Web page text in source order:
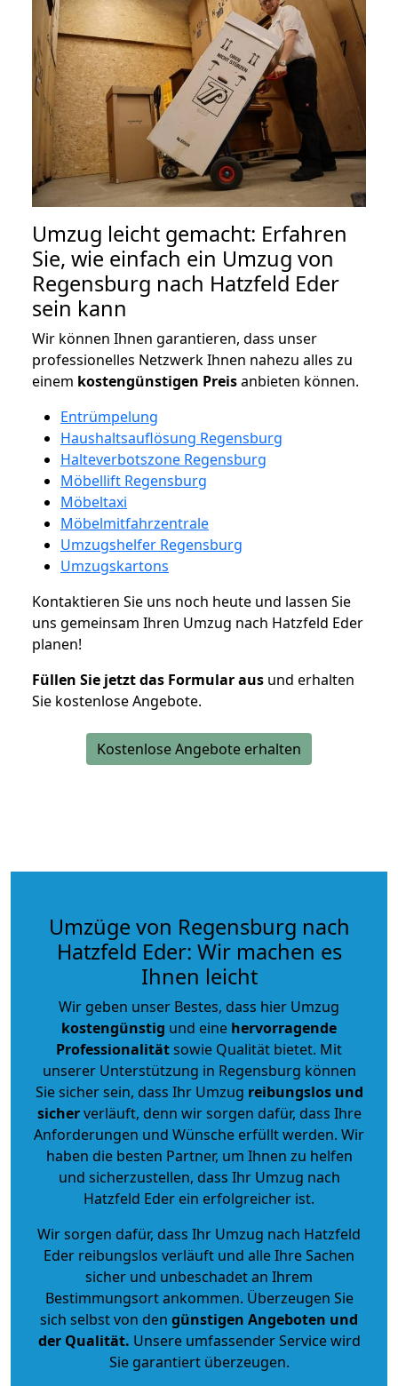
Umzug leicht gemacht: Erfahren
Sie, wie einfach ein Umzug von
Regensburg nach Hatzfeld Eder
sein kann
Wir können Ihnen garantieren, dass unser
professionelles Netzwerk Ihnen nahezu alles zu
einem kostengünstigen Preisanbieten können.
Entrümpelung
Haushaltsauflösung Regensburg
Halteverbotszone Regensburg
Möbellift Regensburg
Möbeltaxi
Möbelmitfahrzentrale
Umzugshelfer Regensburg
Umzugskartons
Kontaktieren Sie uns noch heute und lassen Sie
uns gemeinsam Ihren Umzug nach Hatzfeld Eder
planen!
Füllen Sie jetzt das Formular aus und erhalten
Sie kostenlose Angebote.
Kostenlose Angebote erhalten
Umzüge von Regensburg nach
Hatzfeld Eder: Wir machen es
Ihnen leicht
Wir geben unser Bestes, dass hier Umzug
kostengünstig und eine hervorragende
Professionalitätsowie Qualität bietet. Mit
unserer Unterstützung in Regensburg können
Sie sicher sein, dass Ihr Umzug reibungslos und
sicherverläuft, denn wir sorgen dafür, dass Ihre
Anforderungen und Wünsche erfüllt werden. Wir
haben die besten Partner, um Ihnen zu helfen
und sicherzustellen, dass Ihr Umzug nach
Hatzfeld Eder ein erfolgreicher ist.
Wir sorgen dafür, dass Ihr Umzug nach Hatzfeld
Eder reibungslos verläuft und alle Ihre Sachen
sicher und unbeschadet an Ihrem
Bestimmungsort ankommen. Überzeugen Sie
sich selbst von den günstigen Angeboten und
der Qualität. Unsere umfassender Service wird
Sie garantiert überzeugen.